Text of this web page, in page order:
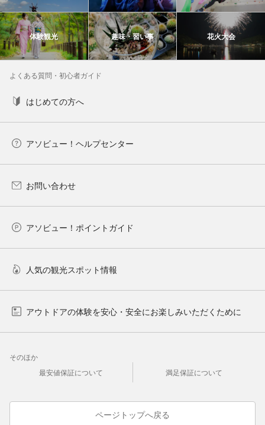
体験観光 趣味・習い事 花火大会
よくある質問・初心者ガイド
はじめての方へ
アソビュー！ヘルプセンター
お問い合わせ
アソビュー！ポイントガイド
人気の観光スポット情報
アウトドアの体験を安心・安全にお楽しみいただくために
そのほか
最安値保証について
満足保証について
ページトップへ戻る